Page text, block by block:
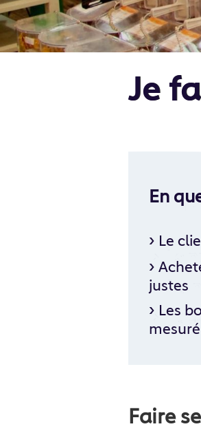
Je
En
› Le
›
justes
› Les
mesuré
Faire